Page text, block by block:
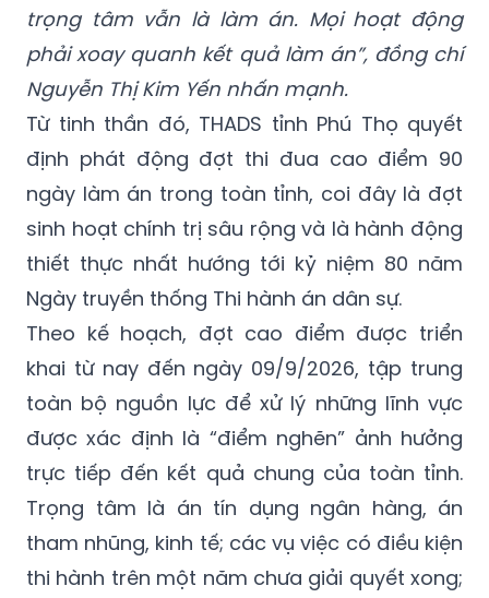
trọng tâm vẫn là làm án. Mọi hoạt động
phải xoay quanh kết quả làm án”, đồng chí
Nguyễn Thị Kim Yến nhấn mạnh.
Từ tinh thần đó, THADS tỉnh Phú Thọ quyết
định phát động đợt thi đua cao điểm 90
ngày làm án trong toàn tỉnh, coi đây là đợt
sinh hoạt chính trị sâu rộng và là hành động
thiết thực nhất hướng tới kỷ niệm 80 năm
Ngày truyền thống Thi hành án dân sự.
Theo kế hoạch, đợt cao điểm được triển
khai từ nay đến ngày 09/9/2026, tập trung
toàn bộ nguồn lực để xử lý những lĩnh vực
được xác định là “điểm nghẽn” ảnh hưởng
trực tiếp đến kết quả chung của toàn tỉnh.
Trọng tâm là án tín dụng ngân hàng, án
tham nhũng, kinh tế; các vụ việc có điều kiện
thi hành trên một năm chưa giải quyết xong;